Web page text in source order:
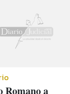
Romano a